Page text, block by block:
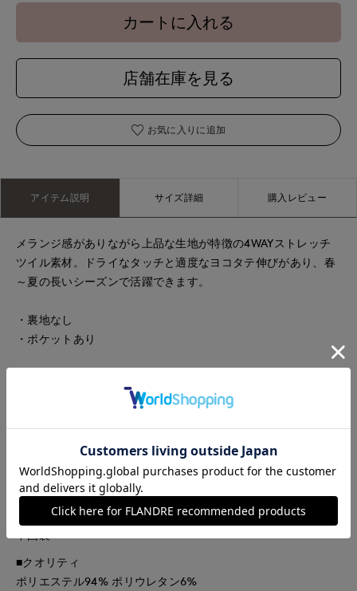
カートに入れる
店舗在庫を見る
お気に入りに追加
アイテム説明 サイズ詳細 購入レビュー
メランジ感がありながら上品な生地が特徴の4WAYストレッチ
ツイル素材。ドライなタッチと適度なヨコタテ伸びがあり、春
～夏の長いシーズンで活躍できます。
・裏地なし
・ポケットあり
こちらの商品はサンプルでの撮影となっております。実際の商
■品番
61141006
■原産国
■クオリティ
ポリエステル94% ポリウレタン6%